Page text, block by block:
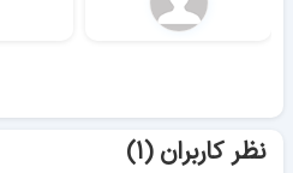
نظر کاربران (۱)